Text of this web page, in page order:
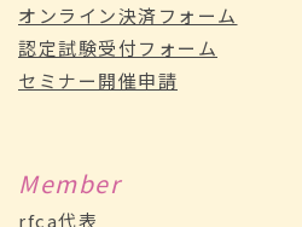
オンライン決済フォーム
認定試験受付フォーム
セミナー開催申請
Member
rfca代表